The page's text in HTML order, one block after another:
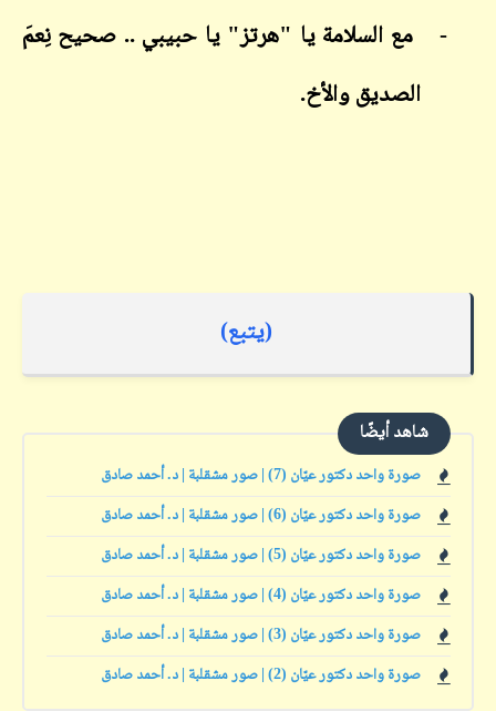
-
مع السلامة يا "هرتز" يا حبيبي .. صحيح نِعمَ
الصديق والأخ.
(يتبع)
شاهد أيضًا
صورة واحد دكتور عيّان (7) | صور مشقلبة | د. أحمد صادق
صورة واحد دكتور عيّان (6) | صور مشقلبة | د. أحمد صادق
صورة واحد دكتور عيّان (5) | صور مشقلبة | د. أحمد صادق
صورة واحد دكتور عيّان (4) | صور مشقلبة | د. أحمد صادق
صورة واحد دكتور عيّان (3) | صور مشقلبة | د. أحمد صادق
صورة واحد دكتور عيّان (2) | صور مشقلبة | د. أحمد صادق